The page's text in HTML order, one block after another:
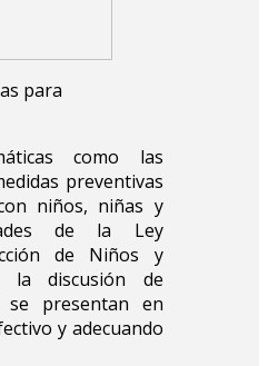
para
como las
preventivas
niños, niñas y
de la Ley
de Niños y
la discusión de
se presentan en
y adecuando